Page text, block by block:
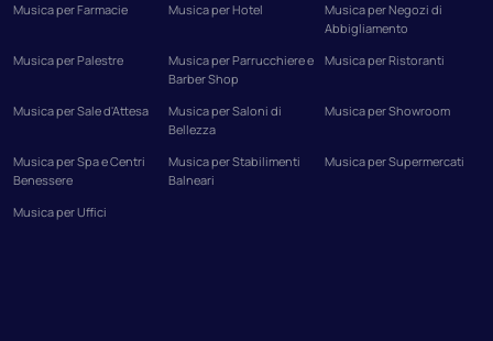
Musica per Farmacie Musica per Hotel
Musica per Negozi di
Abbigliamento
Musica per Palestre
Musica per Parrucchiere e
Barber Shop
Musica per Ristoranti
Musica per Sale d'Attesa
Musica per Saloni di
Bellezza
Musica per Showroom
Musica per Spa e Centri
Benessere
Musica per Stabilimenti
Balneari
Musica per Supermercati
Musica per Uffici